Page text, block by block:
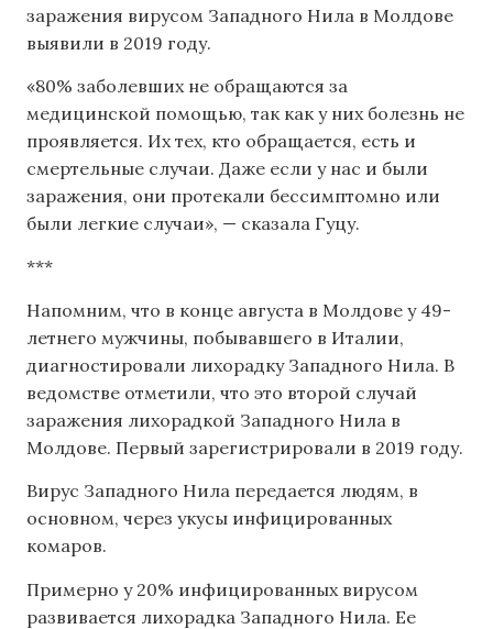
заражения вирусом Западного Нила в Молдове
выявили в 2019 году.
«80% заболевших не обращаются за
медицинской помощью, так как у них болезнь не
проявляется. Их тех, кто обращается, есть и
смертельные случаи. Даже если у нас и были
заражения, они протекали бессимптомно или
были легкие случаи», — сказала Гуцу.
***
Напомним, что в конце августа в Молдове у 49-
летнего мужчины, побывавшего в Италии,
диагностировали лихорадку Западного Нила. В
ведомстве отметили, что это второй случай
заражения лихорадкой Западного Нила в
Молдове. Первый зарегистрировали в 2019 году.
Вирус Западного Нила передается людям, в
основном, через укусы инфицированных
комаров.
Примерно у 20% инфицированных вирусом
развивается лихорадка Западного Нила. Ее